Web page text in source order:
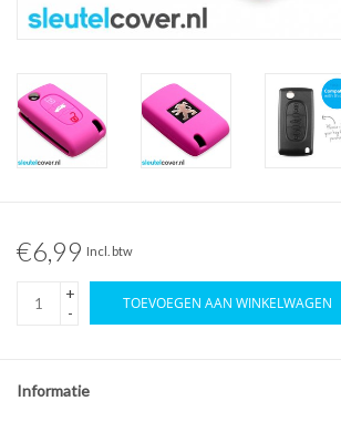
€6,99 Incl. btw
+
-
TOEVOEGEN AAN WINKELWAGEN
Informatie